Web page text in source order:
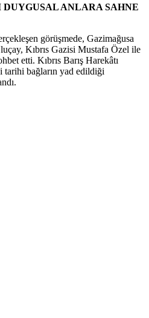
ANLARA SAHNE
görüşmede, Gazimağusa
Kıbrıs Gazisi Mustafa Özel ile
etti. Kıbrıs Barış Harekâtı
tarihi bağların yad edildiği